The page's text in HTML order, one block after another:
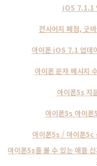
iOS 7.1.1
컨시어지 폐점, 굿
아이폰 iOS 7.1 업데
아이폰 문자 메시지
아이폰5s 지
아이폰5s 아이폰
아이폰5s / 아이폰5c
아이폰5s를 볼 수 있는 애플